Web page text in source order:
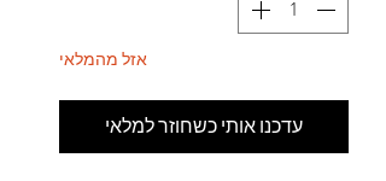
אזל מהמלאי
עדכנו אותי כשחוזר למלאי